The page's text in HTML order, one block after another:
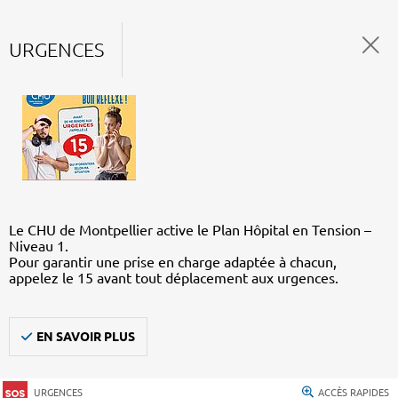
URGENCES
Le CHU de Montpellier active le Plan Hôpital en Tension –
Niveau 1.
Pour garantir une prise en charge adaptée à chacun,
appelez le 15 avant tout déplacement aux urgences.
EN SAVOIR PLUS
URGENCES ACCÈS RAPIDES